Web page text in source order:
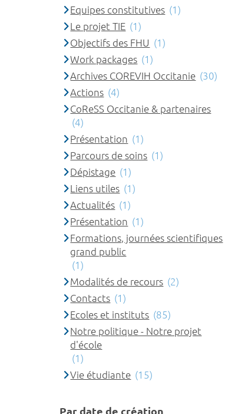
Equipes constitutives (1)
Le projet TIE (1)
Objectifs des FHU (1)
Work packages (1)
Archives COREVIH Occitanie (30)
Actions (4)
CoReSS Occitanie & partenaires
(4)
Présentation (1)
Parcours de soins (1)
Dépistage (1)
Liens utiles (1)
Actualités (1)
Présentation (1)
Formations, journées scientifiques
grand public
(1)
Modalités de recours (2)
Contacts (1)
Ecoles et instituts (85)
Notre politique - Notre projet
d'école
(1)
Vie étudiante (15)
Par date de création